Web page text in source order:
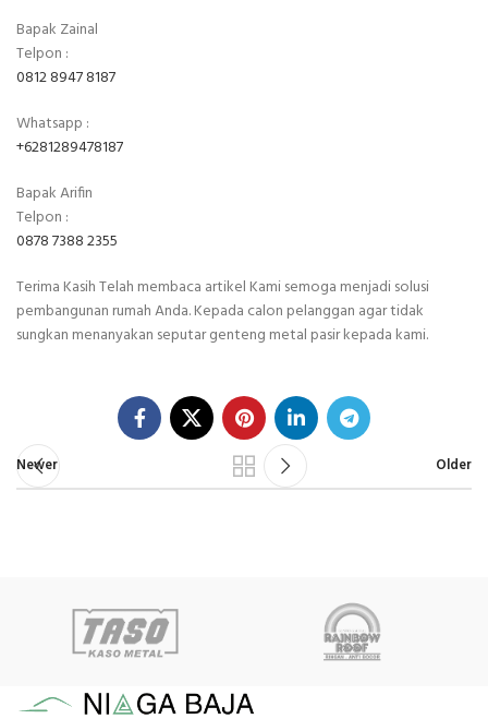
Bapak Zainal
Telpon :
0812 8947 8187
Whatsapp :
+6281289478187
Bapak Arifin
Telpon :
0878 7388 2355
Terima Kasih Telah membaca artikel Kami semoga menjadi solusi
pembangunan rumah Anda. Kepada calon pelanggan agar tidak
sungkan menanyakan seputar genteng metal pasir kepada kami.
Newer Older